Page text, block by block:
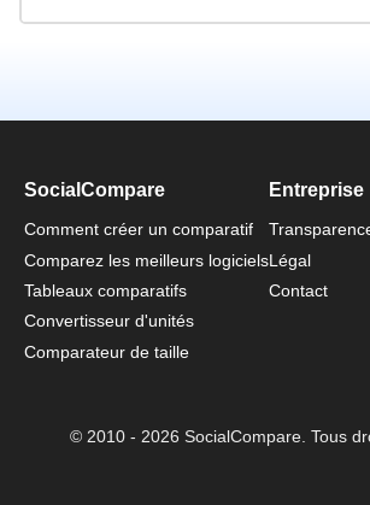
SocialCompare
Comment créer un comparatif
Comparez les meilleurs logiciels
Tableaux comparatifs
Convertisseur d'unités
Comparateur de taille
Entreprise
Légal
Contact
© 2010 - 2026 SocialCompare. Tous